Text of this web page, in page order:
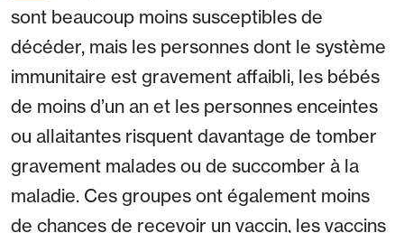
sont beaucoup moins susceptibles de
décéder, mais les personnes dont le système
immunitaire est gravement affaibli, les bébés
de moins d’un an et les personnes enceintes
ou allaitantes risquent davantage de tomber
gravement malades ou de succomber à la
maladie. Ces groupes ont également moins
de chances de recevoir un vaccin, les vaccins